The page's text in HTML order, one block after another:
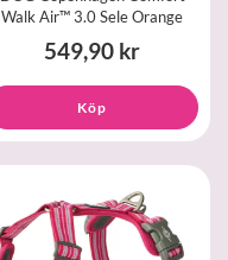
Walk Air™ 3.0 Sele Orange
549,90 kr
Köp